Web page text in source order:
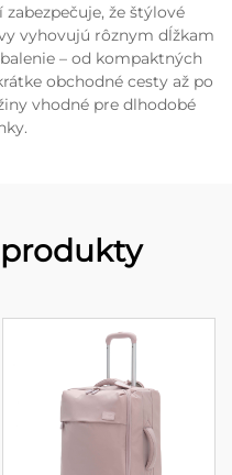
že štýlové
vyhovujú rôznym dĺžkam
– od kompaktných
obchodné cesty až po
vhodné pre dlhodobé